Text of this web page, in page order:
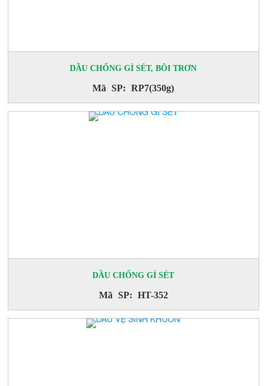
DẦU CHỐNG GỈ SÉT, BÔI TRƠN
Mã SP: RP7(350g)
DẦU CHỐNG GỈ SÉT
Mã SP: HT-352